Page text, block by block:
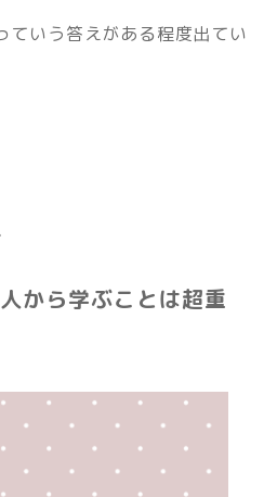
ていう答えがある程度出てい
から学ぶことは超重